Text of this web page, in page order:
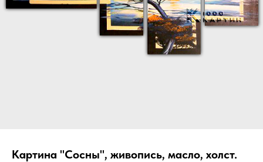
Картина "Сосны", живопись, масло, холст.